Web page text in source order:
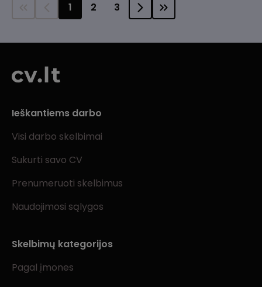
1 2 3
Ieškantiems darbo
Visi darbo skelbimai
Sukurti savo CV
Prenumeruoti skelbimus
Naudojimosi sąlygos
Skelbimų kategorijos
Pagal įmones